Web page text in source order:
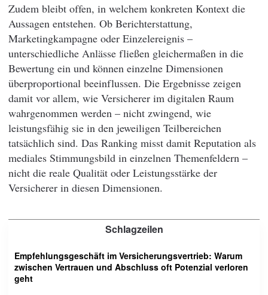
Zudem bleibt offen, in welchem konkreten Kontext die
Aussagen entstehen. Ob Berichterstattung,
Marketingkampagne oder Einzelereignis –
unterschiedliche Anlässe fließen gleichermaßen in die
Bewertung ein und können einzelne Dimensionen
überproportional beeinflussen. Die Ergebnisse zeigen
damit vor allem, wie Versicherer im digitalen Raum
wahrgenommen werden – nicht zwingend, wie
leistungsfähig sie in den jeweiligen Teilbereichen
tatsächlich sind. Das Ranking misst damit Reputation als
mediales Stimmungsbild in einzelnen Themenfeldern –
nicht die reale Qualität oder Leistungsstärke der
Versicherer in diesen Dimensionen.
Schlagzeilen
Empfehlungsgeschäft im Versicherungsvertrieb: Warum
zwischen Vertrauen und Abschluss oft Potenzial verloren
geht